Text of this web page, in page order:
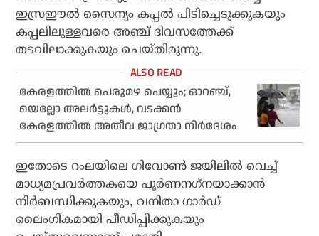
ഇസ്രഈല്‍ സൈന്യം കപ്പല്‍ പിടിച്ചെടുക്കുകയും
കപ്പലിലുള്ളവരെ അഞ്ച് ദിവസത്തേക്ക്
തടവിലാക്കുകയും ചെയ്തിരുന്നു.
കേരളത്തില്‍ പെരുമഴ പെയ്യും; ഓറഞ്ച്,
യെല്ലോ അലര്‍ട്ടുകള്‍, വടക്കന്‍
കേരളത്തില്‍ അതീവ ജാഗ്രതാ നിര്‍ദേശം
ഇതോടെ റംലയിലെ ഗിവോണ്‍ ജയിലില്‍ വെച്ച്
മാധ്യമപ്രവര്‍ത്തകയെ പൂര്‍ണനഗ്‌നയാക്കാന്‍
നിര്‍ബന്ധിക്കുകയും, വനിതാ ഗാര്‍ഡ്
ലൈംഗികമായി പീഡിപ്പിക്കുകയും